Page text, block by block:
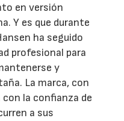
en versión
Y es que durante
ha seguido
profesional para
y
La marca, con
la confianza de
a sus